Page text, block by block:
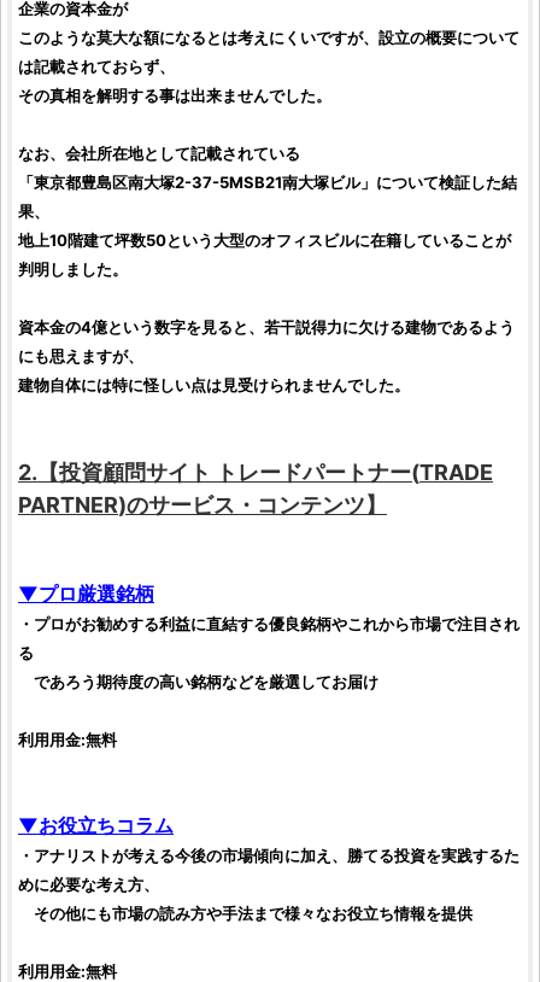
企業の資本金が
このような莫大な額になるとは考えにくいですが、設立の概要について
は記載されておらず、
その真相を解明する事は出来ませんでした。
なお、会社所在地として記載されている
「東京都豊島区南大塚2-37-5MSB21南大塚ビル」について検証した結
果、
地上10階建て坪数50という大型のオフィスビルに在籍していることが
判明しました。
資本金の4億という数字を見ると、若干説得力に欠ける建物であるよう
にも思えますが、
建物自体には特に怪しい点は見受けられませんでした。
2.【投資顧問サイト トレードパートナー(TRADE
PARTNER)のサービス・コンテンツ】
▼プロ厳選銘柄
・プロがお勧めする利益に直結する優良銘柄やこれから市場で注目され
る
であろう期待度の高い銘柄などを厳選してお届け
利用用金:無料
▼お役立ちコラム
・アナリストが考える今後の市場傾向に加え、勝てる投資を実践するた
めに必要な考え方、
その他にも市場の読み方や手法まで様々なお役立ち情報を提供
利用用金:無料